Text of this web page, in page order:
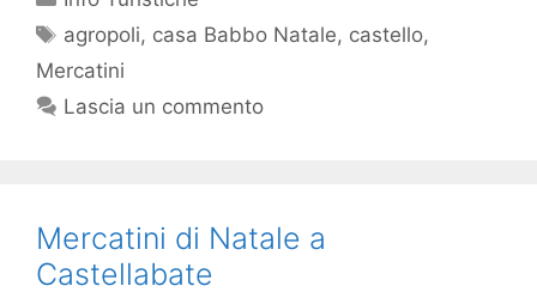
agropoli, casa Babbo Natale, castello,
Mercatini
Lascia un commento
Mercatini di Natale a
Castellabate